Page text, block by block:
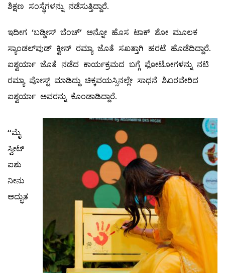
ಶಿಕ್ಷಣ ಸಂಸ್ಥೆಗಳನ್ನು ನಡೆಸುತ್ತಿದ್ದಾರೆ.
ಇದೀಗ ‘ಬಡ್ಡೀಸ್‌ ಬೆಂಚ್‌’ ಅನ್ನೋ ಹೊಸ ಟಾಕ್‌ ಶೋ ಮೂಲಕ
ಸ್ಯಾಂಡಲ್‌ವುಡ್‌ ಕ್ವೀನ್‌ ರಮ್ಯಾ ಜೊತೆ ಸಖತ್ತಾಗಿ ಹರಟೆ ಹೊಡೆದಿದ್ದಾರೆ.
ಐಶ್ವರ್ಯಾ ಜೊತೆ ನಡೆದ ಕಾರ್ಯಕ್ರಮದ ಬಗ್ಗೆ ಫೋಟೋಗಳನ್ನು ನಟಿ
ರಮ್ಯಾ ಪೋಸ್ಟ್ ಮಾಡಿದ್ದು ಚಿಕ್ಕವಯಸ್ಸಿನಲ್ಲೇ ಸಾಧನೆ ಶಿಖರವೇರಿದ
ಐಶ್ವರ್ಯಾ ಅವರನ್ನು ಕೊಂಡಾಡಿದ್ದಾರೆ.
‘‘ಮೈ
ಸ್ವೀಟ್​
ಐಶು
ನೀನು
ಅದ್ಭುತ